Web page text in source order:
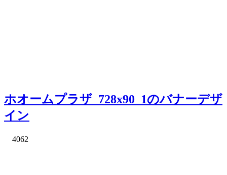
ホオームプラザ_728x90_1のバナーデザ
イン
4062